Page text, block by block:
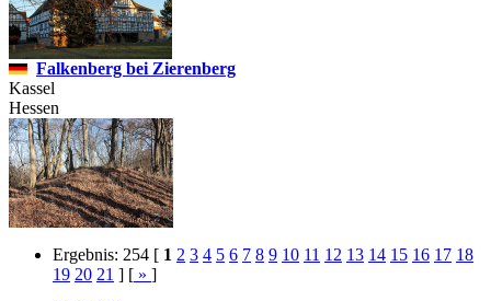
Falkenberg bei Zierenberg
Kassel
Hessen
Ergebnis: 254 [ 1 2 3 4 5 6 7 8 9 10 11 12 13 14 15 16 17 18
19 20 21 ] [ » ]